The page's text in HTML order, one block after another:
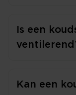
Is een
Kan een